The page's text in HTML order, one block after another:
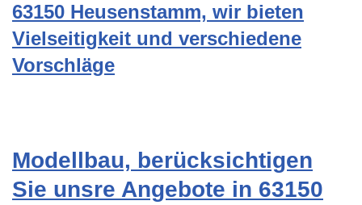
63150 Heusenstamm, wir bieten
Vielseitigkeit und verschiedene
Vorschläge
Modellbau, berücksichtigen
Sie unsre Angebote in 63150